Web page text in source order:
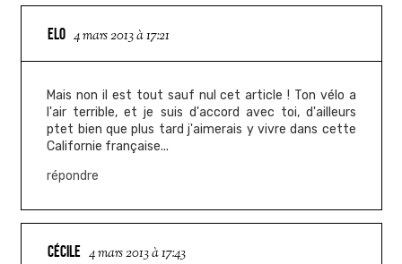
ELO 4 mars 2013 à 17:21
Mais non il est tout sauf nul cet article ! Ton vélo a
l'air terrible, et je suis d'accord avec toi, d'ailleurs
ptet bien que plus tard j'aimerais y vivre dans cette
Californie française...
répondre
CÉCILE 4 mars 2013 à 17:43